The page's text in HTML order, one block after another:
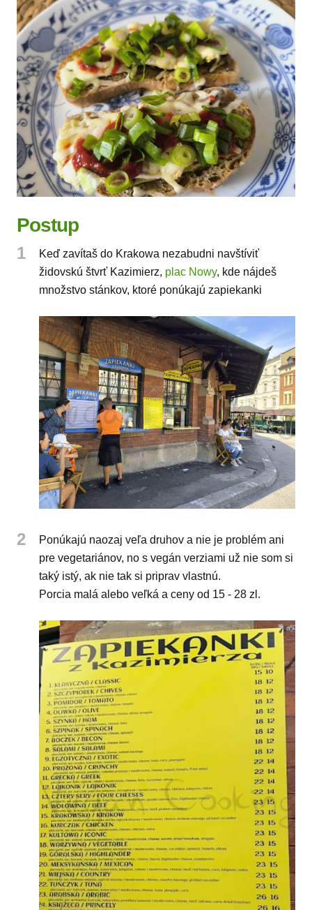
Postup
1
Keď zavítaš do Krakowa nezabudni navštíviť
židovskú štvrť Kazimierz, plac Nowy, kde nájdeš
množstvo stánkov, ktoré ponúkajú zapiekanki
2
Ponúkajú naozaj veľa druhov a nie je problém ani
pre vegetariánov, no s vegán verziami už nie som si
taký istý, ak nie tak si priprav vlastnú.
Porcia malá alebo veľká a ceny od 15 - 28 zl.